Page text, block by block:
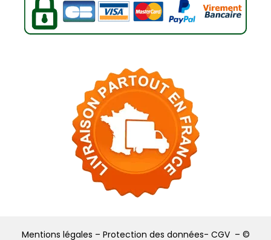
Mentions légales – Protection des données- CGV – ©